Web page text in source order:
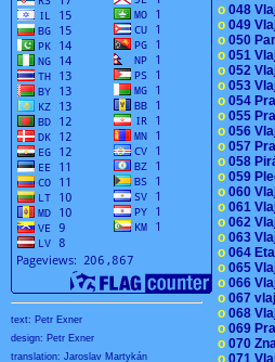
text: Petr Exner
design: Petr Exner
translation: Jaroslav Martykán
o 048
o 049
o 050
o 051
o 052
o 053
o 054
o 055
o 056
o 057
o 058
o 059
o 060
o 061
o 062
o 063
o 064
o 065
o 066
o 067
o 068
o 069
o 070
o 071